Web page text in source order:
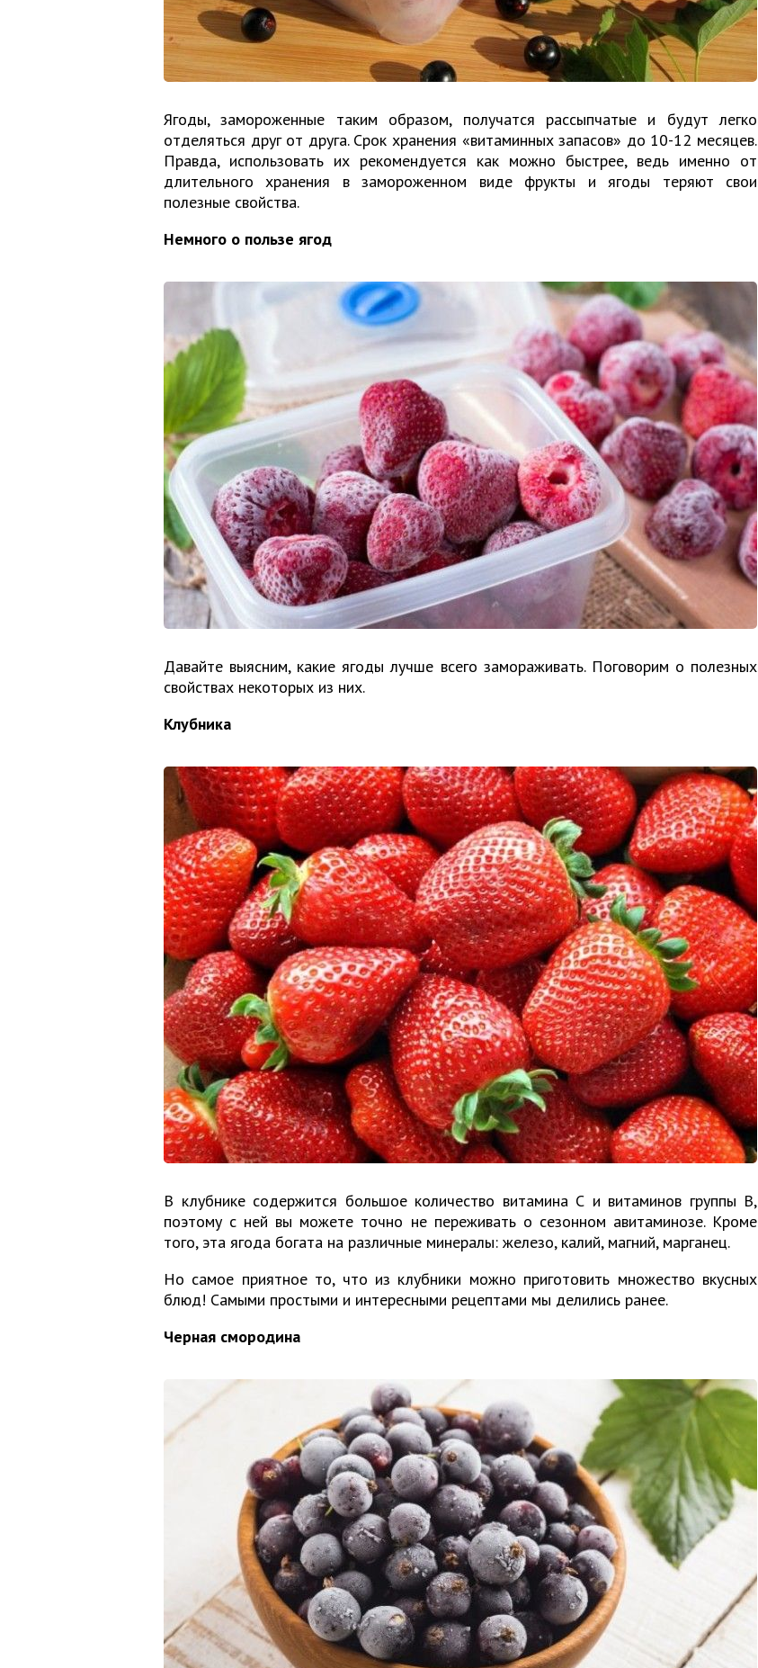
Ягоды, замороженные таким образом, получатся рассыпчатые и будут легко
отделяться друг от друга. Срок хранения «витаминных запасов» до 10-12 месяцев.
Правда, использовать их рекомендуется как можно быстрее, ведь именно от
длительного хранения в замороженном виде фрукты и ягоды теряют свои
полезные свойства.
Немного о пользе ягод
Давайте выясним, какие ягоды лучше всего замораживать. Поговорим о полезных
свойствах некоторых из них.
Клубника
В клубнике содержится большое количество витамина С и витаминов группы В,
поэтому с ней вы можете точно не переживать о сезонном авитаминозе. Кроме
того, эта ягода богата на различные минералы: железо, калий, магний, марганец.
Но самое приятное то, что из клубники можно приготовить множество вкусных
блюд! Самыми простыми и интересными рецептами мы делились ранее.
Черная смородина